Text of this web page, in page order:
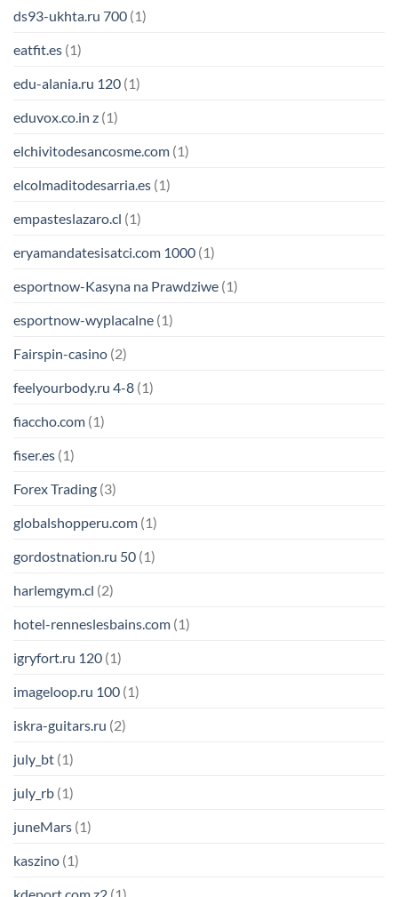
ds93-ukhta.ru 700 (1)
eatfit.es (1)
edu-alania.ru 120 (1)
eduvox.co.in z (1)
elchivitodesancosme.com (1)
elcolmaditodesarria.es (1)
empasteslazaro.cl (1)
eryamandatesisatci.com 1000 (1)
esportnow-Kasyna na Prawdziwe (1)
esportnow-wyplacalne (1)
Fairspin-casino (2)
feelyourbody.ru 4-8 (1)
fiaccho.com (1)
fiser.es (1)
Forex Trading (3)
globalshopperu.com (1)
gordostnation.ru 50 (1)
harlemgym.cl (2)
hotel-renneslesbains.com (1)
igryfort.ru 120 (1)
imageloop.ru 100 (1)
iskra-guitars.ru (2)
july_bt (1)
july_rb (1)
juneMars (1)
kaszino (1)